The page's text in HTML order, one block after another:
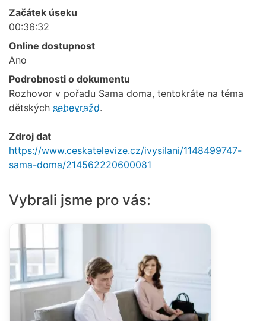
Začátek úseku
00:36:32
Online dostupnost
Ano
Podrobnosti o dokumentu
Rozhovor v pořadu Sama doma, tentokráte na téma
dětských sebevražd.
Zdroj dat
https://www.ceskatelevize.cz/ivysilani/1148499747-
sama-doma/214562220600081
Vybrali jsme pro vás: